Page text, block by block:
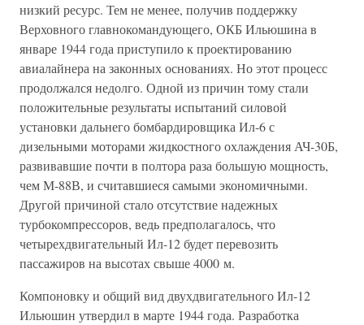
низкий ресурс. Тем не менее, получив поддержку
Верховного главнокомандующего, ОКБ Ильюшина в
январе 1944 года приступило к проектированию
авиалайнера на законных основаниях. Но этот процесс
продолжался недолго. Одной из причин тому стали
положительные результаты испытаний силовой
установки дальнего бомбардировщика Ил-6 с
дизельными моторами жидкостного охлаждения АЧ-30Б,
развивавшие почти в полтора раза большую мощность,
чем М-88В, и считавшиеся самыми экономичными.
Другой причиной стало отсутствие надежных
турбокомпрессоров, ведь предполагалось, что
четырехдвигательный Ил-12 будет перевозить
пассажиров на высотах свыше 4000 м.
Компоновку и общий вид двухдвигательного Ил-12
Ильюшин утвердил в марте 1944 года. Разработка